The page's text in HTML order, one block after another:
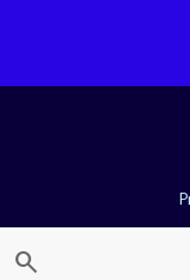
search